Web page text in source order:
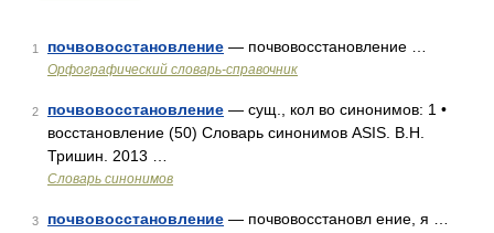
1 почвовосстановление — почвовосстановление …
Орфографический словарь-справочник
2 почвовосстановление — сущ., кол во синонимов: 1 •
восстановление (50) Словарь синонимов ASIS. В.Н.
Тришин. 2013 …
Словарь синонимов
3 почвовосстановление — почвовосстановл ение, я …